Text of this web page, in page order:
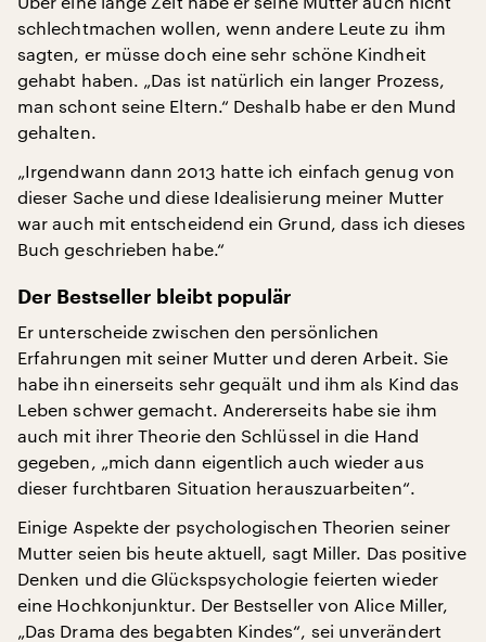
schlechtmachen wollen, wenn andere Leute zu ihm
sagten, er müsse doch eine sehr schöne Kindheit
gehabt haben. „Das ist natürlich ein langer Prozess,
man schont seine Eltern.“ Deshalb habe er den Mund
gehalten.
„Irgendwann dann 2013 hatte ich einfach genug von
dieser Sache und diese Idealisierung meiner Mutter
war auch mit entscheidend ein Grund, dass ich dieses
Buch geschrieben habe.“
Der Bestseller bleibt populär
Er unterscheide zwischen den persönlichen
Erfahrungen mit seiner Mutter und deren Arbeit. Sie
habe ihn einerseits sehr gequält und ihm als Kind das
Leben schwer gemacht. Andererseits habe sie ihm
auch mit ihrer Theorie den Schlüssel in die Hand
gegeben, „mich dann eigentlich auch wieder aus
dieser furchtbaren Situation herauszuarbeiten“.
Einige Aspekte der psychologischen Theorien seiner
Mutter seien bis heute aktuell, sagt Miller. Das positive
Denken und die Glückspsychologie feierten wieder
eine Hochkonjunktur. Der Bestseller von Alice Miller,
„Das Drama des begabten Kindes“, sei unverändert